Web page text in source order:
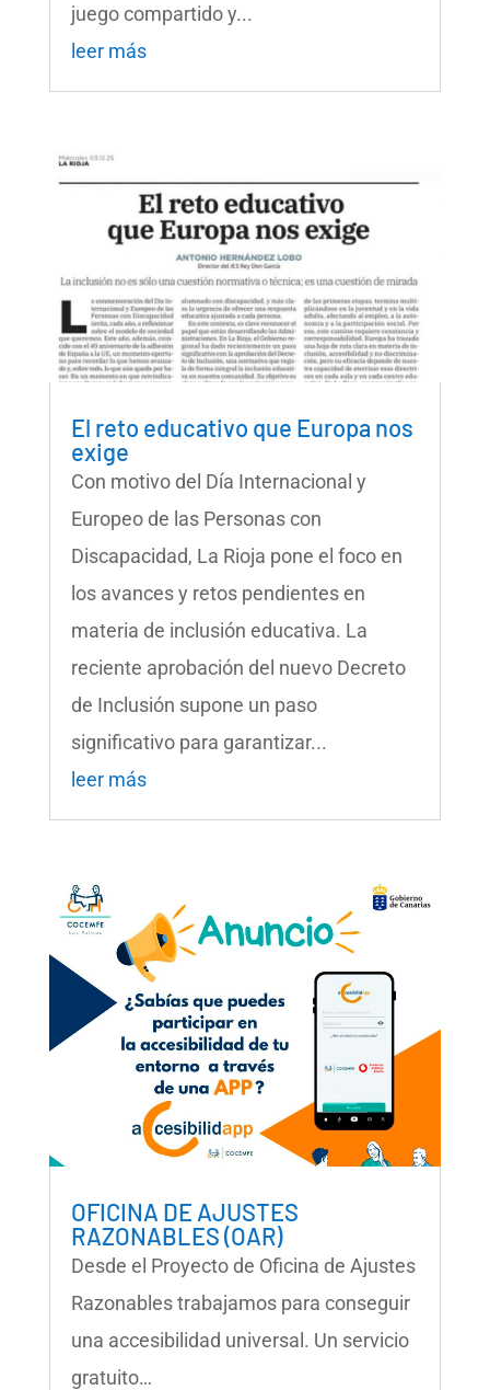
juego compartido y...
leer más
El reto educativo que Europa nos
exige
Con motivo del Día Internacional y
Europeo de las Personas con
Discapacidad, La Rioja pone el foco en
los avances y retos pendientes en
materia de inclusión educativa. La
reciente aprobación del nuevo Decreto
de Inclusión supone un paso
significativo para garantizar...
leer más
OFICINA DE AJUSTES
RAZONABLES (OAR)
Desde el Proyecto de Oficina de Ajustes
Razonables trabajamos para conseguir
una accesibilidad universal. Un servicio
gratuito…